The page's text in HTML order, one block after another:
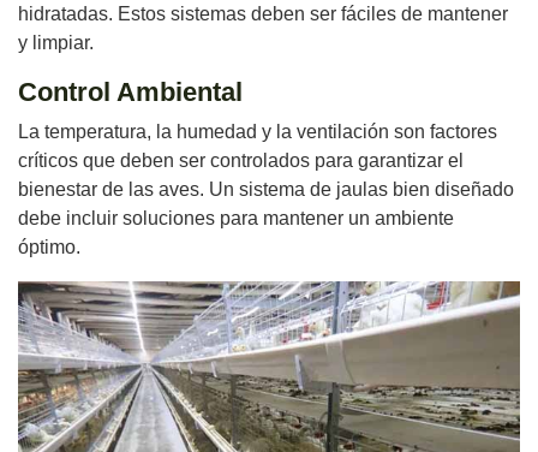
hidratadas. Estos sistemas deben ser fáciles de mantener
y limpiar.
Control Ambiental
La temperatura, la humedad y la ventilación son factores
críticos que deben ser controlados para garantizar el
bienestar de las aves. Un sistema de jaulas bien diseñado
debe incluir soluciones para mantener un ambiente
óptimo.